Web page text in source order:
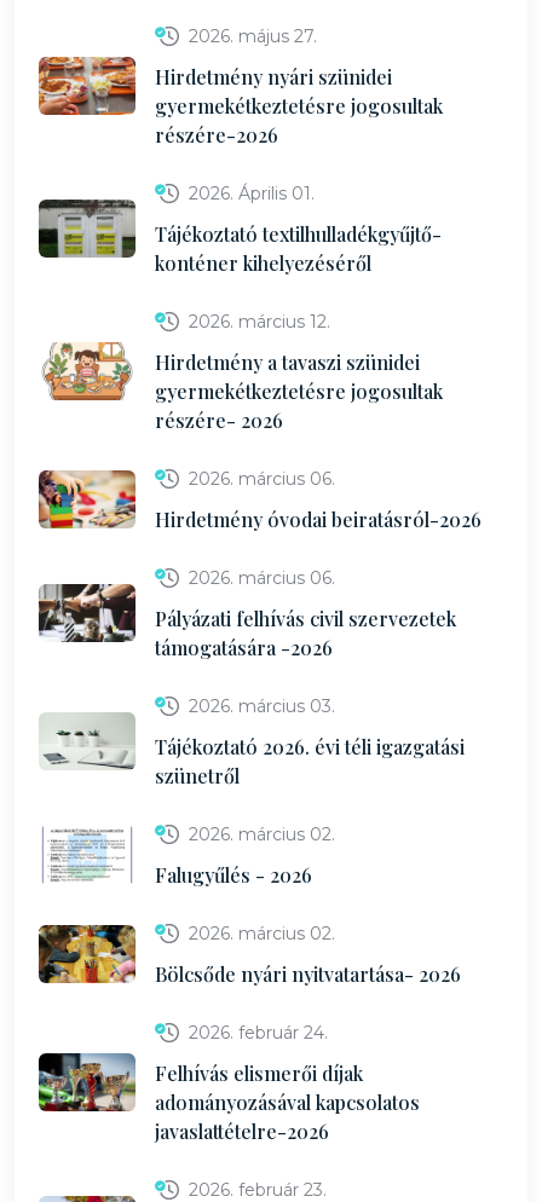
2026. május 27.
Hirdetmény nyári szünidei
gyermekétkeztetésre jogosultak
részére-2026
2026. Április 01.
Tájékoztató textilhulladékgyűjtő-
konténer kihelyezéséről
2026. március 12.
Hirdetmény a tavaszi szünidei
gyermekétkeztetésre jogosultak
részére- 2026
2026. március 06.
Hirdetmény óvodai beiratásról-2026
2026. március 06.
Pályázati felhívás civil szervezetek
támogatására -2026
2026. március 03.
Tájékoztató 2026. évi téli igazgatási
szünetről
2026. március 02.
Falugyűlés - 2026
2026. március 02.
Bölcsőde nyári nyitvatartása- 2026
2026. február 24.
Felhívás elismerői díjak
adományozásával kapcsolatos
javaslattételre-2026
2026. február 23.